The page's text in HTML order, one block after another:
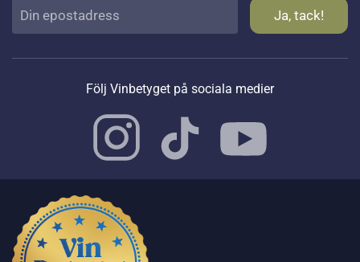
Följ Vinbetyget på sociala medier